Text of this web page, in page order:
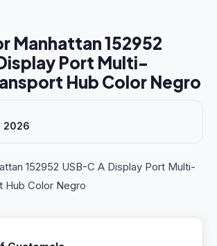
Manhattan 152952
Port Multi-
Hub Color Negro
2026
152952 USB-C A Display Port Multi-
Hub Color Negro